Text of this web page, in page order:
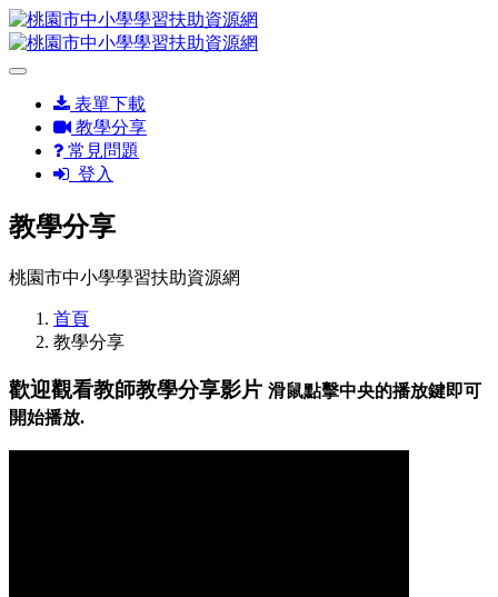
表單下載
教學分享
常見問題
登入
教學分享
桃園市中小學學習扶助資源網
首頁
教學分享
歡迎觀看教師教學分享影片 滑鼠點擊中央的播放鍵即可
開始播放.